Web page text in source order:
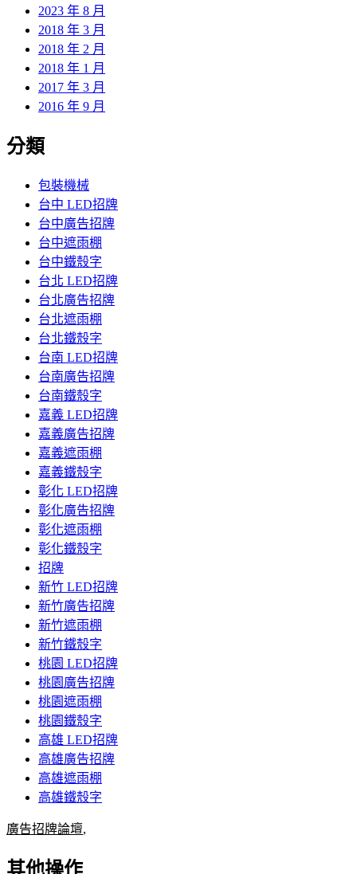
2023 年 8 月
2018 年 3 月
2018 年 2 月
2018 年 1 月
2017 年 3 月
2016 年 9 月
分類
包裝機械
台中 LED招牌
台中廣告招牌
台中遮雨棚
台中鐵殼字
台北 LED招牌
台北廣告招牌
台北遮雨棚
台北鐵殼字
台南 LED招牌
台南廣告招牌
台南鐵殼字
嘉義 LED招牌
嘉義廣告招牌
嘉義遮雨棚
嘉義鐵殼字
彰化 LED招牌
彰化廣告招牌
彰化遮雨棚
彰化鐵殼字
招牌
新竹 LED招牌
新竹廣告招牌
新竹遮雨棚
新竹鐵殼字
桃園 LED招牌
桃園廣告招牌
桃園遮雨棚
桃園鐵殼字
高雄 LED招牌
高雄廣告招牌
高雄遮雨棚
高雄鐵殼字
廣告招牌論壇,
其他操作